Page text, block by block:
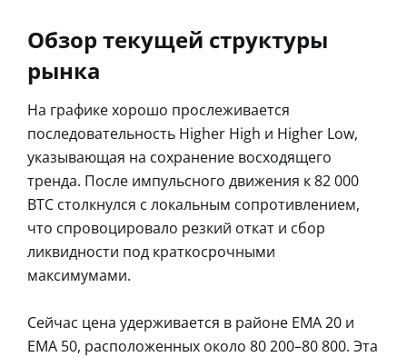
Обзор текущей структуры
рынка
На графике хорошо прослеживается
последовательность Higher High и Higher Low,
указывающая на сохранение восходящего
тренда. После импульсного движения к 82 000
BTC столкнулся с локальным сопротивлением,
что спровоцировало резкий откат и сбор
ликвидности под краткосрочными
максимумами.
Сейчас цена удерживается в районе EMA 20 и
EMA 50, расположенных около 80 200–80 800. Эта